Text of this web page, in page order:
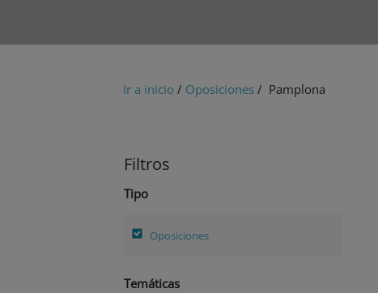
Ir a inicio / Oposiciones / Pamplona
Filtros
Tipo
Oposiciones
Temáticas